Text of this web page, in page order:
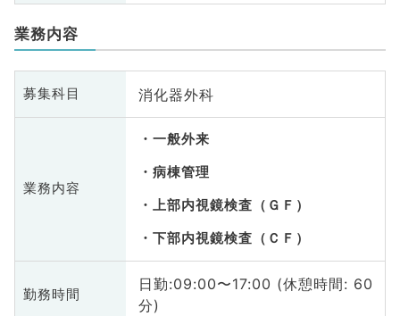
業務内容
募集科目 消化器外科
業務内容
一般外来
病棟管理
上部内視鏡検査（ＧＦ）
下部内視鏡検査（ＣＦ）
勤務時間
日勤:09:00〜17:00 (休憩時間: 60
分)